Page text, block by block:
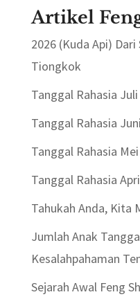
Artikel
2026 (Kuda Api)
Tiongkok
Tanggal Rahasia
Tanggal Rahasia
Tanggal Rahasia
Tanggal Rahasia
Tahukah Anda, Kita
Jumlah Anak
Kesalahpahaman
Sejarah Awal Feng